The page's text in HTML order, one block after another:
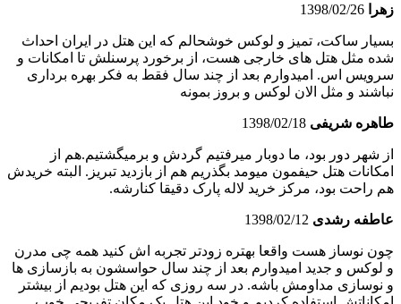
زهرا 1398/02/26
بسیار ساکت، تمیز و لوکس خوشحالم که این هتل در ایران احداث
شده مثل هتل های خارجی هست، از برخورد پرسنلش تا امکانات و
سرویس اس. امیدوارم بعد از چند سال فقط به فکر بهره برداری
نباشند و مثل الان لوکس و بروز بمونه
طاهره شریفی 1398/02/18
از شهر دور بود، ما دوبار میرفتیم گردش و برمیگشتیم.هم از
امکانات هتل حیفمون میومد بگذریم هم از بازدید تبریز. البته خریدش
هم راحت بود، مرکز خرید لاله پارک دقیقا کنارشه.
عاطفه رشدی 1398/02/12
چون نوساز هست واقعا بهتره زودتر تجربه اش کنید همه چی مدرن
و لوکس و جدید امیدوارم بعد از چند سال حواسشون به بازسازی ها
و نوسازی مداومش باشه. در سه روزی که این هتل بودیم از بیشتر